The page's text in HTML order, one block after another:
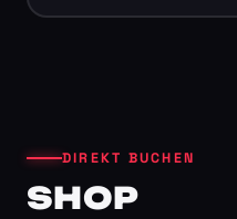
DIREKT BUCHEN
SHOP